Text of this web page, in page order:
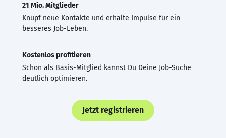
21 Mio. Mitglieder
Knüpf neue Kontakte und erhalte Impulse für ein
besseres Job-Leben.
Kostenlos profitieren
Schon als Basis-Mitglied kannst Du Deine Job-Suche
deutlich optimieren.
Jetzt registrieren